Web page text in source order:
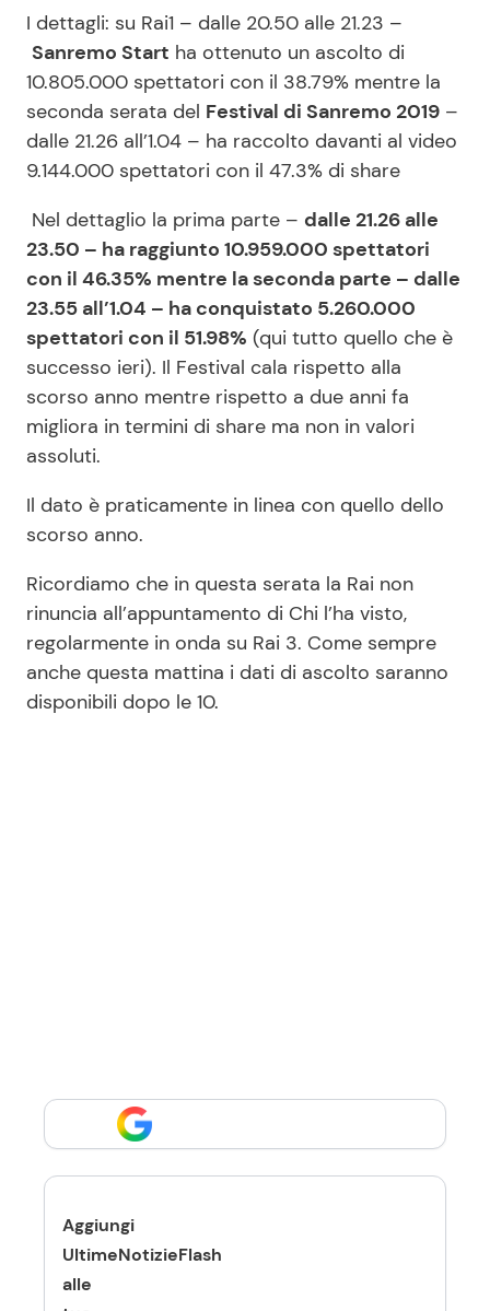
I dettagli: su Rai1 – dalle 20.50 alle 21.23 –
Sanremo Start ha ottenuto un ascolto di
10.805.000 spettatori con il 38.79% mentre la
seconda serata del Festival di Sanremo 2019 –
dalle 21.26 all’1.04 – ha raccolto davanti al video
9.144.000 spettatori con il 47.3% di share
Nel dettaglio la prima parte – dalle 21.26 alle
23.50 – ha raggiunto 10.959.000 spettatori
con il 46.35% mentre la seconda parte – dalle
23.55 all’1.04 – ha conquistato 5.260.000
spettatori con il 51.98% (qui tutto quello che è
successo ieri). Il Festival cala rispetto alla
scorso anno mentre rispetto a due anni fa
migliora in termini di share ma non in valori
assoluti.
Il dato è praticamente in linea con quello dello
scorso anno.
Ricordiamo che in questa serata la Rai non
rinuncia all’appuntamento di Chi l’ha visto,
regolarmente in onda su Rai 3. Come sempre
anche questa mattina i dati di ascolto saranno
disponibili dopo le 10.
Aggiungi
UltimeNotizieFlash
alle